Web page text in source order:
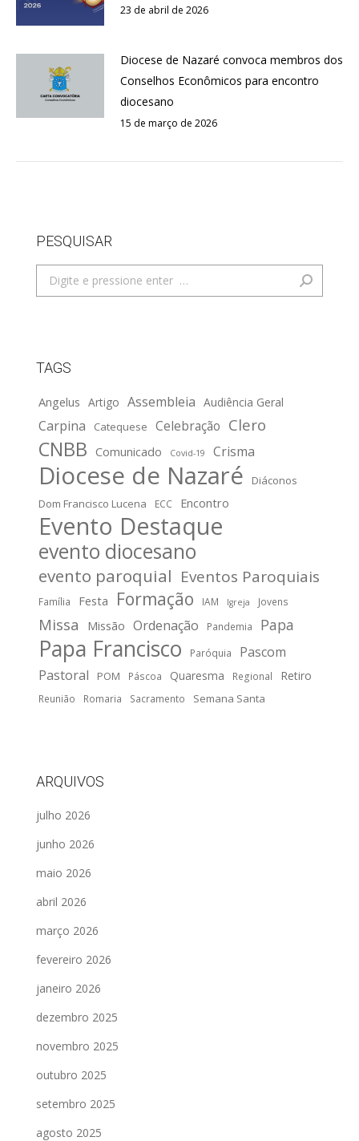
23 de abril de 2026
Diocese de Nazaré convoca membros dos
Conselhos Econômicos para encontro
diocesano
15 de março de 2026
PESQUISAR
Search:
TAGS
Angelus Artigo Assembleia Audiência Geral
Carpina Catequese Celebração Clero
CNBB Comunicado Covid-19 Crisma
Diocese de Nazaré
Diáconos
Dom Francisco Lucena
ECC Encontro
Evento Destaque
evento diocesano
evento paroquial Eventos Paroquiais
Família Festa Formação IAM Igreja Jovens
Missa Missão Ordenação Pandemia Papa
Papa Francisco Paróquia
Pascom
Pastoral
POM Páscoa Quaresma Regional Retiro
Reunião Romaria Sacramento Semana Santa
ARQUIVOS
julho 2026
junho 2026
maio 2026
abril 2026
março 2026
fevereiro 2026
janeiro 2026
dezembro 2025
novembro 2025
outubro 2025
setembro 2025
agosto 2025